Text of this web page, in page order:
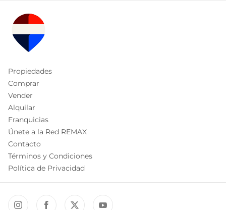
Propiedades
Comprar
Vender
Alquilar
Franquicias
Únete a la Red REMAX
Contacto
Términos y Condiciones
Política de Privacidad